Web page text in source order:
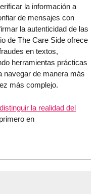
la información a
de mensajes con
la autenticidad de las
de The Care Side ofrece
en textos,
herramientas prácticas
navegar de manera más
más complejo.
la realidad del
en